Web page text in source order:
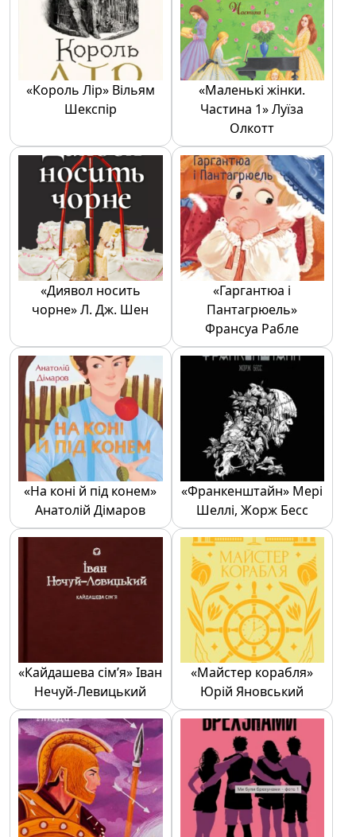
«Король Лір» Вільям
Шекспір
«Маленькі жінки.
Частина 1» Луїза
Олкотт
«Диявол носить
чорне» Л. Дж. Шен
«Гаргантюа і
Пантагрюель»
Франсуа Рабле
«На коні й під конем»
Анатолій Дімаров
«Франкенштайн» Мері
Шеллі, Жорж Бесс
«Кайдашева сім’я» Іван
Нечуй-Левицький
«Майстер корабля»
Юрій Яновський